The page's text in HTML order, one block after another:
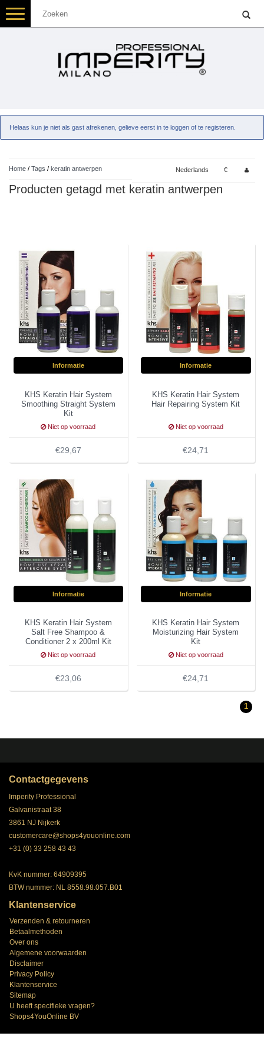
Toggle
navigation
Helaas kun je niet als gast afrekenen, gelieve eerst in te loggen of te registeren.
Home / Tags / keratin antwerpen Nederlands €
Producten getagd met keratin antwerpen
Informatie
KHS Keratin Hair System
Smoothing Straight System
Kit
Niet op voorraad
€29,67
Informatie
KHS Keratin Hair System
Hair Repairing System Kit
Niet op voorraad
€24,71
Informatie
KHS Keratin Hair System
Salt Free Shampoo &
Conditioner 2 x 200ml Kit
Niet op voorraad
€23,06
Informatie
KHS Keratin Hair System
Moisturizing Hair System
Kit
Niet op voorraad
€24,71
1
Contactgegevens
Imperity Professional
Galvanistraat 38
3861 NJ Nijkerk
customercare@shops4youonline.com
+31 (0) 33 258 43 43
KvK nummer: 64909395
BTW nummer: NL 8558.98.057.B01
Klantenservice
Verzenden & retourneren
Betaalmethoden
Over ons
Algemene voorwaarden
Disclaimer
Privacy Policy
Klantenservice
Sitemap
U heeft specifieke vragen?
Shops4YouOnline BV